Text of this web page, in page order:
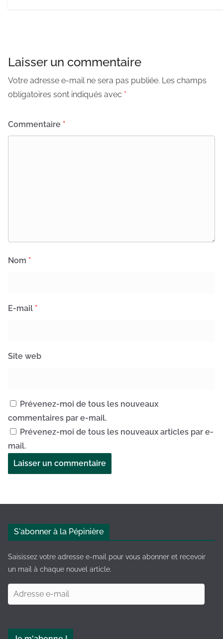
Laisser un commentaire
Votre adresse e-mail ne sera pas publiée. Les champs
obligatoires sont indiqués avec *
Commentaire *
Nom *
E-mail *
Site web
Prévenez-moi de tous les nouveaux
commentaires par e-mail.
Prévenez-moi de tous les nouveaux articles par e-
mail.
e
v
S'abonner à la Pépinière
Saisissez votre adresse e-mail pour vous abonner et recevoir
un mail à chaque nouvel article.
d